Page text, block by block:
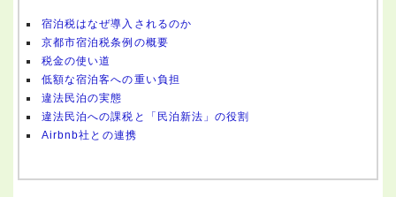
宿泊税はなぜ導入されるのか
京都市宿泊税条例の概要
税金の使い道
低額な宿泊客への重い負担
違法民泊の実態
違法民泊への課税と「民泊新法」の役割
Airbnb社との連携